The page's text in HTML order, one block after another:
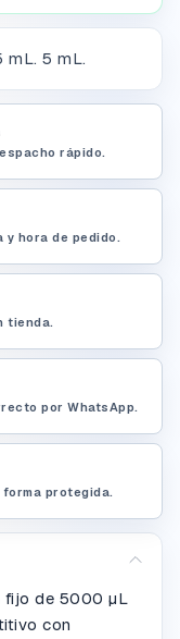
mL. 5 mL.
rápido.
y hora de pedido.
tienda.
por WhatsApp.
protegida.
fijo de 5000 µL
con